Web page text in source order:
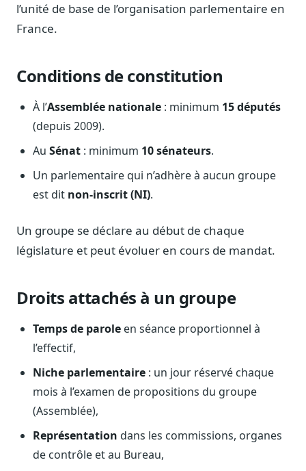
Fiches parlementaires
Parcours, mandats, prises de position
Cartographier l'influence sur un dossier
Affaires publiques
Affaires réglementaires
JO, décrets, conseil des ministres, AAI
Fédérations & plaidoyer
ONG, syndicats, ordres, associations
Journalistes
Chercheurs
Données exhaustives pour vos travaux académiques
Suivi par secteur
11 secteurs : énergie, santé, finance, numérique…
Cas d'usage concrets
Six cas pour gagner du temps
l’unité de base de l’organisation parlementaire en
France.
Conditions de constitution
À l’Assemblée nationale : minimum 15 députés
(depuis 2009).
Au Sénat : minimum 10 sénateurs.
Un parlementaire qui n’adhère à aucun groupe
est dit non-inscrit (NI).
Un groupe se déclare au début de chaque
législature et peut évoluer en cours de mandat.
Droits attachés à un groupe
Temps de parole en séance proportionnel à
l’effectif,
Niche parlementaire : un jour réservé chaque
mois à l’examen de propositions du groupe
(Assemblée),
Représentation dans les commissions, organes
de contrôle et au Bureau,